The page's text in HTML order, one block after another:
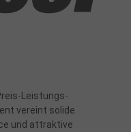
Leistungs-
vereint solide
und attraktive